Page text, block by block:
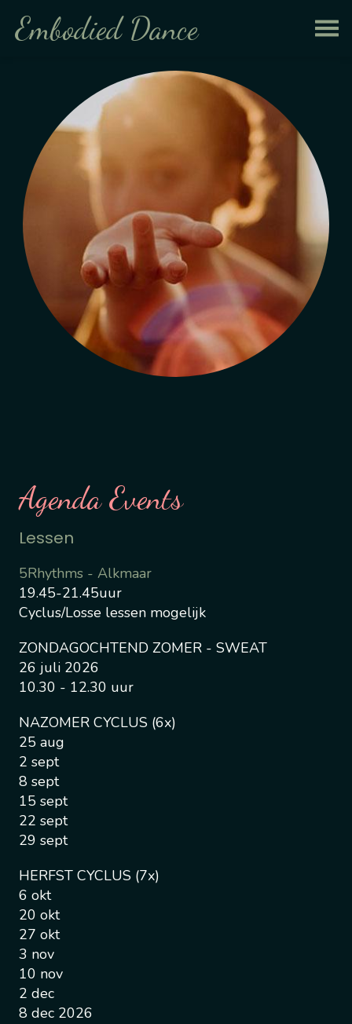
Embodied Dance
Agenda Events
Lessen
5Rhythms - Alkmaar
19.45-21.45uur
Cyclus/Losse lessen mogelijk
ZONDAGOCHTEND ZOMER - SWEAT
26 juli 2026
10.30 - 12.30 uur
NAZOMER CYCLUS (6x)
25 aug
2 sept
8 sept
15 sept
22 sept
29 sept
HERFST CYCLUS (7x)
6 okt
20 okt
27 okt
3 nov
10 nov
2 dec
8 dec 2026